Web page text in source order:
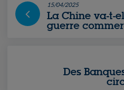
15/04/2025
La Chine va-t-
guerre
Des